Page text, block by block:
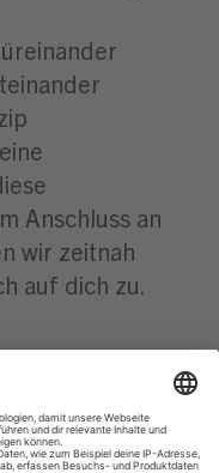
Anschluss an
wir zeitnah
auf dich zu.